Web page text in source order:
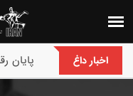
اخبار داغ پایان